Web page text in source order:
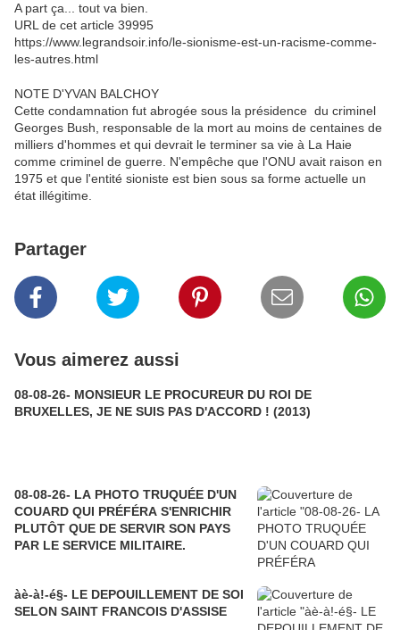
A part ça... tout va bien.
URL de cet article 39995
https://www.legrandsoir.info/le-sionisme-est-un-racisme-comme-
les-autres.html
NOTE D'YVAN BALCHOY
Cette condamnation fut abrogée sous la présidence du criminel
Georges Bush, responsable de la mort au moins de centaines de
milliers d'hommes et qui devrait le terminer sa vie à La Haie
comme criminel de guerre. N'empêche que l'ONU avait raison en
1975 et que l'entité sioniste est bien sous sa forme actuelle un
état illégitime.
Partager
Vous aimerez aussi
08-08-26- MONSIEUR LE PROCUREUR DU ROI DE
BRUXELLES, JE NE SUIS PAS D'ACCORD ! (2013)
08-08-26- LA PHOTO TRUQUÉE D'UN
COUARD QUI PRÉFÉRA S'ENRICHIR
PLUTÔT QUE DE SERVIR SON PAYS
PAR LE SERVICE MILITAIRE.
àè-à!-é§- LE DEPOUILLEMENT DE SOI
SELON SAINT FRANCOIS D'ASSISE